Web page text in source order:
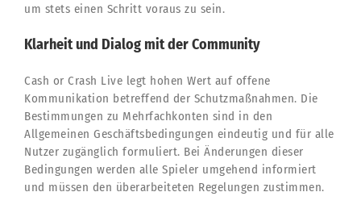
um stets einen Schritt voraus zu sein.
Klarheit und Dialog mit der Community
Cash or Crash Live legt hohen Wert auf offene
Kommunikation betreffend der Schutzmaßnahmen. Die
Bestimmungen zu Mehrfachkonten sind in den
Allgemeinen Geschäftsbedingungen eindeutig und für alle
Nutzer zugänglich formuliert. Bei Änderungen dieser
Bedingungen werden alle Spieler umgehend informiert
und müssen den überarbeiteten Regelungen zustimmen.